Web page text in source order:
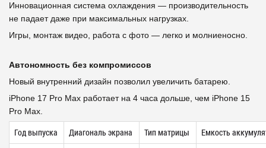
Инновационная система охлаждения — производительность
не падает даже при максимальных нагрузках.
Игры, монтаж видео, работа с фото — легко и молниеносно.
Автономность без компромиссов
Новый внутренний дизайн позволил увеличить батарею.
iPhone 17 Pro Max работает на 4 часа дольше, чем iPhone 15
Pro Max.
Год выпуска Диагональ экрана Тип матрицы
Емкость